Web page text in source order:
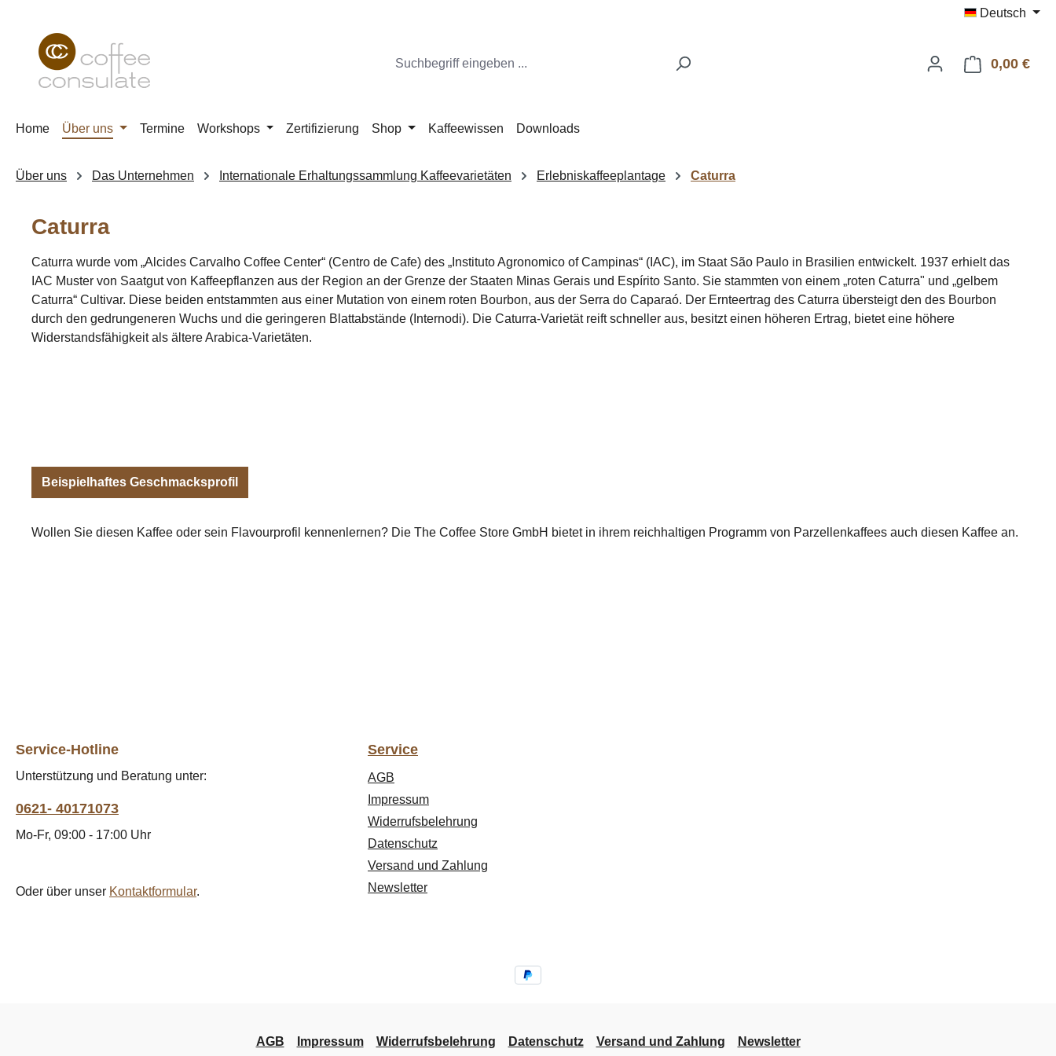
Deutsch
0,00 €
Home Über uns Termine Workshops Zertifizierung Shop Kaffeewissen Downloads
Über uns Das Unternehmen Internationale Erhaltungssammlung Kaffeevarietäten Erlebniskaffeeplantage Caturra
Caturra
Caturra wurde vom „Alcides Carvalho Coffee Center“ (Centro de Cafe) des „Instituto Agronomico of Campinas“ (IAC), im Staat São Paulo in Brasilien entwickelt. 1937 erhielt das
IAC Muster von Saatgut von Kaffeepflanzen aus der Region an der Grenze der Staaten Minas Gerais und Espírito Santo. Sie stammten von einem „roten Caturra" und „gelbem
Caturra“ Cultivar. Diese beiden entstammten aus einer Mutation von einem roten Bourbon, aus der Serra do Caparaó. Der Ernteertrag des Caturra übersteigt den des Bourbon
durch den gedrungeneren Wuchs und die geringeren Blattabstände (Internodi). Die Caturra-Varietät reift schneller aus, besitzt einen höheren Ertrag, bietet eine höhere
Widerstandsfähigkeit als ältere Arabica-Varietäten.
Beispielhaftes Geschmacksprofil
Wollen Sie diesen Kaffee oder sein Flavourprofil kennenlernen? Die The Coffee Store GmbH bietet in ihrem reichhaltigen Programm von Parzellenkaffees auch diesen Kaffee an.
Service-Hotline
Unterstützung und Beratung unter:
0621- 40171073
Mo-Fr, 09:00 - 17:00 Uhr
Oder über unser Kontaktformular.
Service
AGB
Impressum
Widerrufsbelehrung
Datenschutz
Versand und Zahlung
Newsletter
AGB Impressum Widerrufsbelehrung Datenschutz Versand und Zahlung Newsletter